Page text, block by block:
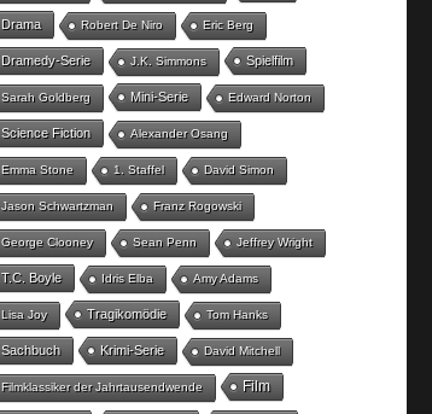
Drama Robert De Niro Eric Berg
Dramedy-Serie J.K. Simmons Spielfilm
Sarah Goldberg Mini-Serie Edward Norton
Science Fiction Alexander Osang
Emma Stone 1. Staffel David Simon
Jason Schwartzman Franz Rogowski
George Clooney Sean Penn Jeffrey Wright
T.C. Boyle Idris Elba Amy Adams
Lisa Joy Tragikomödie Tom Hanks
Sachbuch Krimi-Serie David Mitchell
Filmklassiker der Jahrtausendwende Film